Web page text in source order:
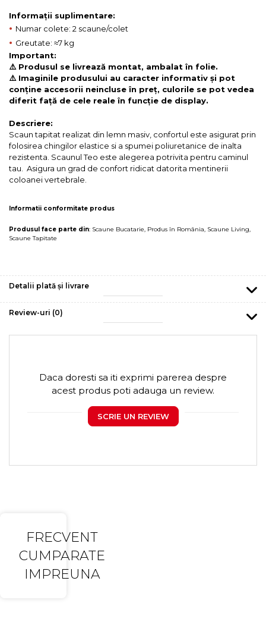
Informații suplimentare:
• Numar colete: 2 scaune/colet
• Greutate: ≈7 kg
Important:
⚠️ Produsul se livrează montat, ambalat în folie.
⚠️ Imaginile produsului au caracter informativ și pot
conține accesorii neincluse în preț, culorile se pot vedea
diferit față de cele reale în funcție de display.
Descriere:
Scaun tapitat realizat din lemn masiv, confortul este asigurat prin
folosirea chingilor elastice si a spumei poliuretanice de inalta
rezistenta. Scaunul Teo este alegerea potrivita pentru caminul
tau. Asigura un grad de confort ridicat datorita mentinerii
coloanei vertebrale.
Informatii conformitate produs
Produsul face parte din: Scaune Bucatarie, Produs în România, Scaune Living,
Scaune Tapitate
Detalii plată și livrare
Review-uri (0)
Daca doresti sa iti exprimi parerea despre
acest produs poti adauga un review.
SCRIE UN REVIEW
FRECVENT
CUMPARATE
IMPREUNA